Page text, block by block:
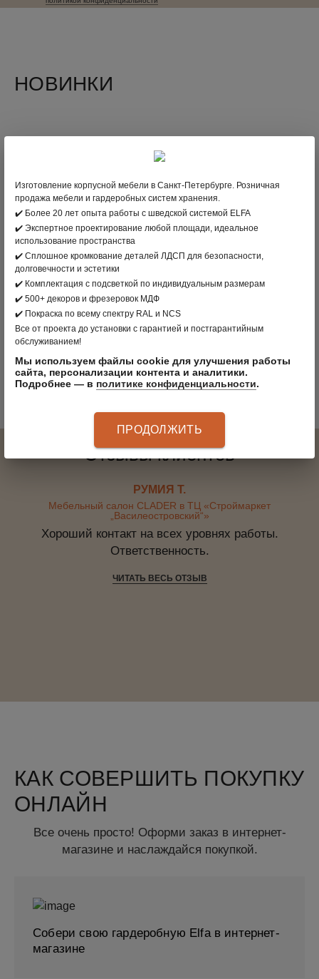
НОВИНКИ
Вместительный гардеробный шкаф с антресолью
Отзывы клиентов
РУМИЯ Т.
Мебельный салон CLADER в ТЦ «Строймаркет
„Василеостровский“»
Хороший контакт на всех уровнях работы.
Ответственность.
ЧИТАТЬ ВЕСЬ ОТЗЫВ
КАК СОВЕРШИТЬ ПОКУПКУ
ОНЛАЙН
Все очень просто! Оформи заказ в интернет-
магазине и наслаждайся покупкой.
Собери свою гардеробную Elfa в интернет-
магазине
Изготовление корпусной мебели в Санкт-Петербурге. Розничная
продажа мебели и гардеробных систем хранения.
✔️ Более 20 лет опыта работы с шведской системой ELFA
✔️ Экспертное проектирование любой площади, идеальное
использование пространства
✔️ Сплошное кромкование деталей ЛДСП для безопасности,
долговечности и эстетики
✔️ Комплектация с подсветкой по индивидуальным размерам
✔️ 500+ декоров и фрезеровок МДФ
✔️ Покраска по всему спектру RAL и NCS
Все от проекта до установки с гарантией и постгарантийным
обслуживанием!
Мы используем файлы cookie для улучшения работы
сайта, персонализации контента и аналитики.
Подробнее — в политике конфиденциальности.
ПРОДОЛЖИТЬ